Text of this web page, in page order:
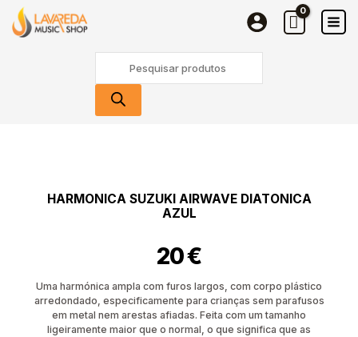
content
search
HARMONICA SUZUKI AIRWAVE DIATONICA
AZUL
20€
Uma harmónica ampla com furos largos, com corpo plástico
arredondado, especificamente para crianças sem parafusos
em metal nem arestas afiadas. Feita com um tamanho
ligeiramente maior que o normal, o que significa que as
Suzuki
Airwave
Airwave
Diatonica